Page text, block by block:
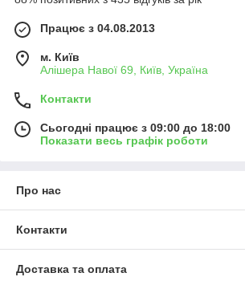
Працює з 04.08.2013
м. Київ
Алішера Навої 69, Київ, Україна
Контакти
Сьогодні працює з 09:00 до 18:00
Показати весь графік роботи
Про нас
Контакти
Доставка та оплата